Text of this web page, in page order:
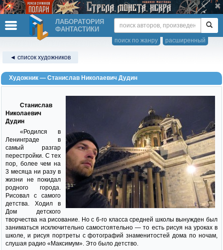
ЛАБОРАТОРИЯ
ФАНТАСТИКИ
расширенный
поиск по жанру
◄ список художников
Художник — Станислав Николаевич Дудин
Станислав
Николаевич
Дудин
«Родился в
Ленинграде в
самый разгар
перестройки. С тех
пор, более чем на
3 месяца ни разу в
жизни не покидал
родного города.
Рисовал с самого
детства. Ходил в
Дом детского
творчества на рисование. Но с 6-го класса средней школы вынужден был
заниматься исключительно самостоятельно — то есть рисуя на уроках в
школе, и рисуя портреты с фотографий знаменитостей дома по ночам,
слушая радио «Максимум». Это было детство.